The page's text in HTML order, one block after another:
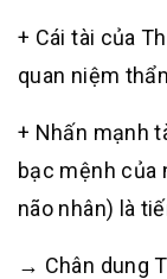
+ Cái tài của
quan niệm
+ Nhấn mạnh
bạc mệnh của
não nhân) là
→ Chân dung